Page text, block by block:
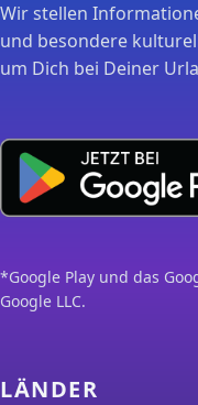
Wir stellen
und besondere
um Dich bei Deiner
*Google Play und das
Google LLC.
LÄNDER